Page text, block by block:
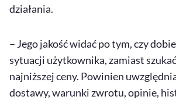
działania.
– Jego jakość widać po tym, czy
sytuacji użytkownika, zamiast
najniższej ceny. Powinien
dostawy, warunki zwrotu, opinie,